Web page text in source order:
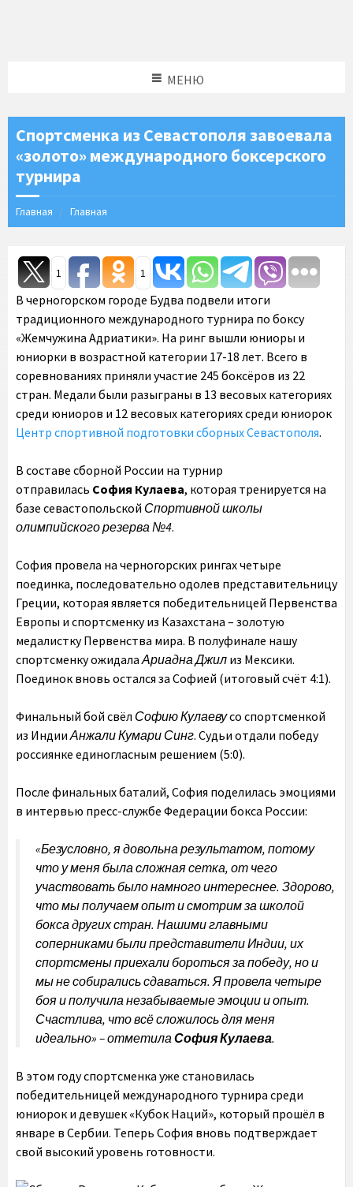
МЕНЮ
Спортсменка из Севастополя завоевала
«золото» международного боксерского
турнира
Главная Главная
1 1
В черногорском городе Будва подвели итоги
традиционного международного турнира по боксу
«Жемчужина Адриатики». На ринг вышли юниоры и
юниорки в возрастной категории 17-18 лет. Всего в
соревнованиях приняли участие 245 боксёров из 22
стран. Медали были разыграны в 13 весовых категориях
среди юниоров и 12 весовых категориях среди юниорок
Центр спортивной подготовки сборных Севастополя.
В составе сборной России на турнир
отправилась София Кулаева, которая тренируется на
базе севастопольской Спортивной школы
олимпийского резерва №4.
София провела на черногорских рингах четыре
поединка, последовательно одолев представительницу
Греции, которая является победительницей Первенства
Европы и спортсменку из Казахстана – золотую
медалистку Первенства мира. В полуфинале нашу
спортсменку ожидалаАриадна Джил из Мексики.
Поединок вновь остался за Софией (итоговый счёт 4:1).
Финальный бой свёл Софию Кулаевусо спортсменкой
из ИндииАнжали Кумари Синг. Судьи отдали победу
россиянке единогласным решением (5:0).
После финальных баталий, София поделилась эмоциями
в интервью пресс-службе Федерации бокса России:
«Безусловно, я довольна результатом, потому
что у меня была сложная сетка, от чего
участвовать было намного интереснее. Здорово,
что мы получаем опыт и смотрим за школой
бокса других стран. Нашими главными
соперниками были представители Индии, их
спортсмены приехали бороться за победу, но и
мы не собирались сдаваться. Я провела четыре
боя и получила незабываемые эмоции и опыт.
Счастлива, что всё сложилось для меня
идеально» – отметилаСофия Кулаева.
В этом году спортсменка уже становилась
победительницей международного турнира среди
юниорок и девушек «Кубок Наций», который прошёл в
январе в Сербии. Теперь София вновь подтверждает
свой высокий уровень готовности.